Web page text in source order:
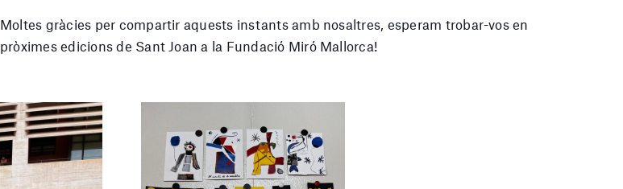
Moltes gràcies per compartir aquests instants amb nosaltres, esperam trobar-vos en
pròximes edicions de Sant Joan a la Fundació Miró Mallorca!